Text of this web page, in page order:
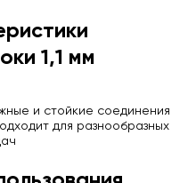
1,1 мм
и стойкие соединения
для разнообразных